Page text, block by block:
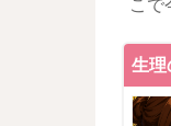
こで
生理